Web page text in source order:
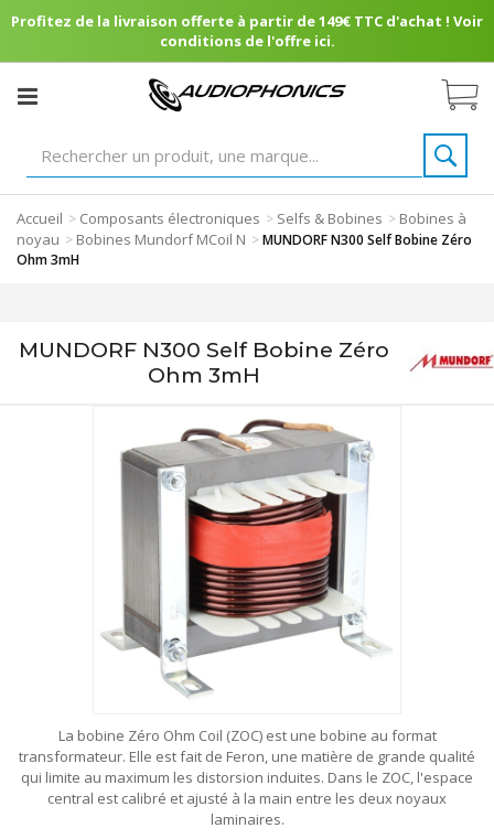
Profitez de la livraison offerte à partir de 149€ TTC d'achat ! Voir
conditions de l'offre ici.
Accueil > Composants électroniques > Selfs & Bobines > Bobines à
noyau > Bobines Mundorf MCoil N >MUNDORF N300 Self Bobine Zéro
Ohm 3mH
MUNDORF N300 Self Bobine Zéro
Ohm 3mH
La bobine Zéro Ohm Coil (ZOC) est une bobine au format
transformateur. Elle est fait de Feron, une matière de grande qualité
qui limite au maximum les distorsion induites. Dans le ZOC, l'espace
central est calibré et ajusté à la main entre les deux noyaux
laminaires.